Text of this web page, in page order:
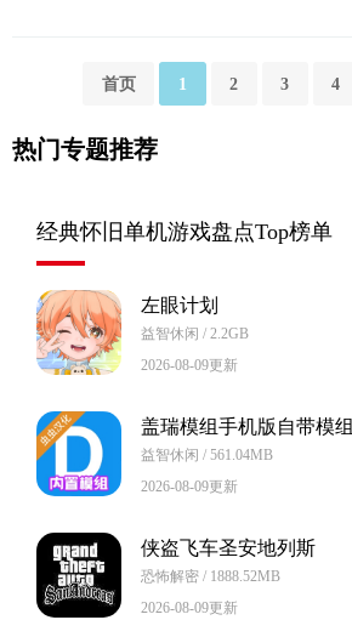
首页 1 2 3 4
热门专题推荐
经典怀旧单机游戏盘点Top榜单
左眼计划
益智休闲 / 2.2GB
2026-08-09更新
盖瑞模组手机版自带模组
益智休闲 / 561.04MB
2026-08-09更新
侠盗飞车圣安地列斯
恐怖解密 / 1888.52MB
2026-08-09更新